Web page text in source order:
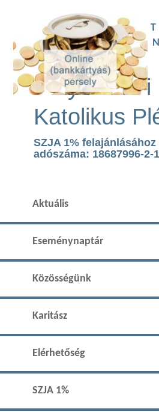
UBI DEUS
SZENT II.
TEMPLOM
Páty Római
Katolikus
SZJA 1%
adószáma: 18687996-2-
Aktuális
Eseménynaptár
Közösségünk
Karitász
Elérhetőség
SZJA 1%